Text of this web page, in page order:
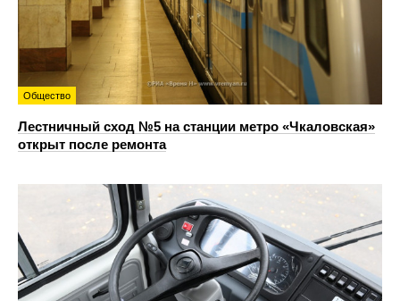
Общество
Лестничный сход №5 на станции метро «Чкаловская»
открыт после ремонта